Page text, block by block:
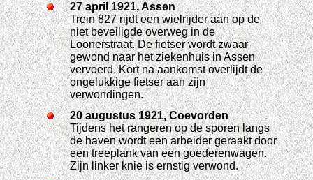
27 april 1921, Assen
Trein 827 rijdt een wielrijder aan op de
niet beveiligde overweg in de
Loonerstraat. De fietser wordt zwaar
gewond naar het ziekenhuis in Assen
vervoerd. Kort na aankomst overlijdt de
ongelukkige fietser aan zijn
verwondingen.
20 augustus 1921, Coevorden
Tijdens het rangeren op de sporen langs
de haven wordt een arbeider geraakt door
een treeplank van een goederenwagen.
Zijn linker knie is ernstig verwond.